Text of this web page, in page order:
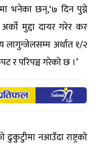
भनेका छन्,‘७ दिन पुग्ने
मुद्दा दायर गरेर कर
लागुन्जेलसम्म अर्थात १/२
र परिपञ्च गरेको छ ।’
नआउँदा राष्ट्रको